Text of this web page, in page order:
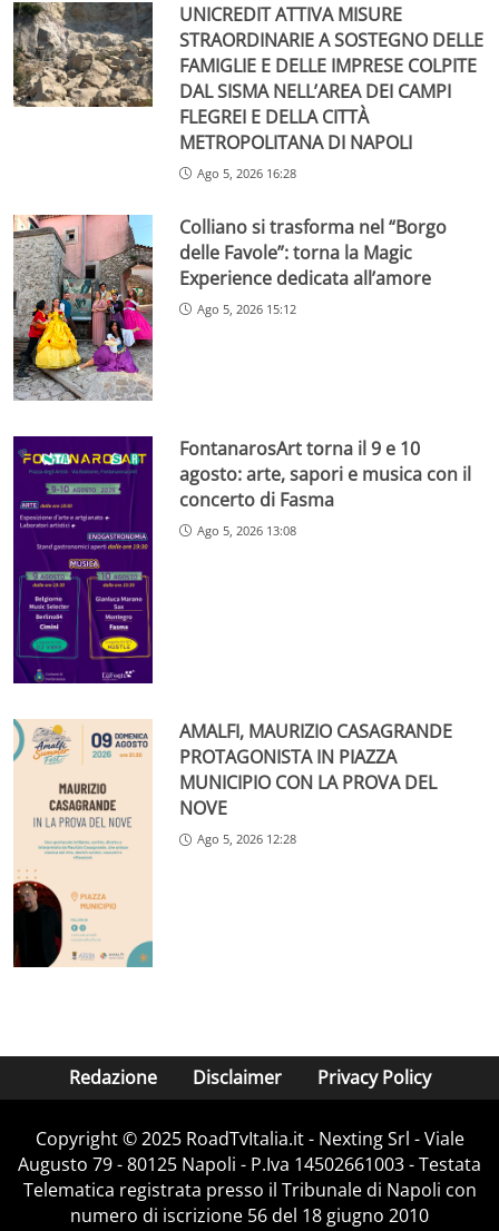
UNICREDIT ATTIVA MISURE
STRAORDINARIE A SOSTEGNO DELLE
FAMIGLIE E DELLE IMPRESE COLPITE
DAL SISMA NELL’AREA DEI CAMPI
FLEGREI E DELLA CITTÀ
METROPOLITANA DI NAPOLI
Ago 5, 2026 16:28
Colliano si trasforma nel “Borgo
delle Favole”: torna la Magic
Experience dedicata all’amore
Ago 5, 2026 15:12
FontanarosArt torna il 9 e 10
agosto: arte, sapori e musica con il
concerto di Fasma
Ago 5, 2026 13:08
AMALFI, MAURIZIO CASAGRANDE
PROTAGONISTA IN PIAZZA
MUNICIPIO CON LA PROVA DEL
NOVE
Ago 5, 2026 12:28
Redazione Disclaimer Privacy Policy
Copyright ©️ 2025 RoadTvItalia.it - Nexting Srl - Viale
Augusto 79 - 80125 Napoli - P.Iva 14502661003 - Testata
Telematica registrata presso il Tribunale di Napoli con
numero di iscrizione 56 del 18 giugno 2010